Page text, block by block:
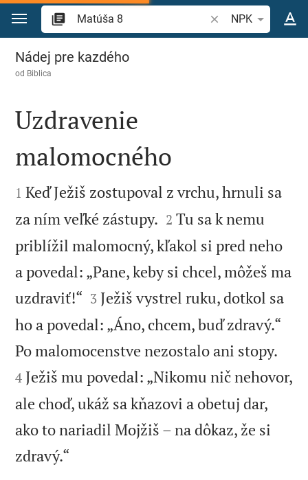
Prejsť na obsah
Vyhľadajte biblický
NPK
Matúša 8
Nádej pre kazdého
od Biblica

Uzdravenie
malomocného

1 Keď Ježiš zostupoval z vrchu, hrnuli sa
za ním veľké zástupy. 

2 Tu sa k nemu
priblížil malomocný, kľakol si pred neho
a povedal: „Pane, keby si chcel, môžeš ma
uzdraviť!“ 

3 Ježiš vystrel ruku, dotkol sa
ho a povedal: „Áno, chcem, buď zdravý.“
Po malomocenstve nezostalo ani stopy.
4 Ježiš mu povedal: „Nikomu nič nehovor,
ale choď, ukáž sa kňazovi a obetuj dar,
ako to nariadil Mojžiš – na dôkaz, že si
zdravý.“